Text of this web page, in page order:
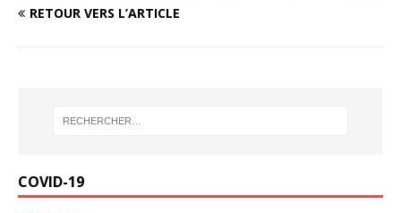
RETOUR VERS L’ARTICLE
COVID-19